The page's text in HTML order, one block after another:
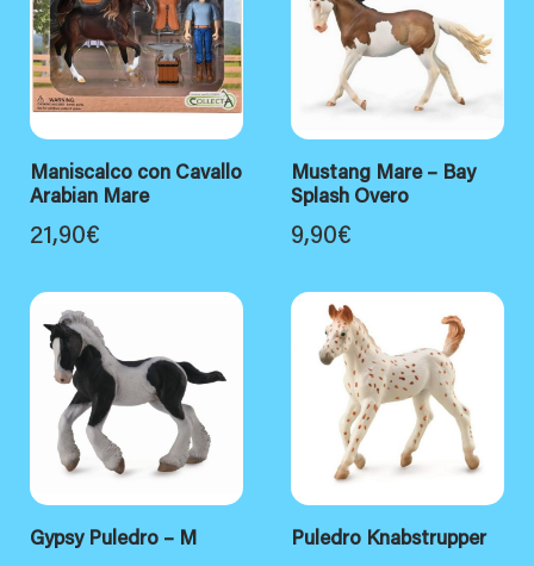
Maniscalco con Cavallo
Arabian Mare
21,90€
Mustang Mare – Bay
Splash Overo
9,90€
Gypsy Puledro – M Puledro Knabstrupper